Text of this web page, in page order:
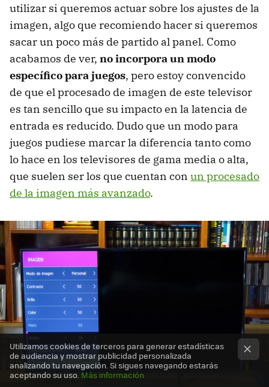
utilizar si queremos actuar sobre los ajustes de la
imagen, algo que recomiendo hacer si queremos
sacar un poco más de partido al panel. Como
acabamos de ver, no incorpora un modo
específico para juegos, pero estoy convencido
de que el procesado de imagen de este televisor
es tan sencillo que su impacto en la latencia de
entrada es reducido. Dudo que un modo para
juegos pudiese marcar la diferencia tanto como
lo hace en los televisores de gama media o alta,
que suelen ser los que cuentan con un procesado
de la imagen más avanzado.
Utilizamos cookies de terceros para generar estadísticas
de audiencia y mostrar publicidad personalizada
analizando tu navegación. Si sigues navegando estarás
aceptando su uso. Más información